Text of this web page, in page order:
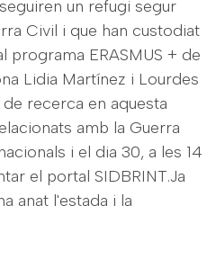
un refugi segur
Civil i que han custodiat
programa ERASMUS + de
Lidia Martínez i Lourdes
recerca en aquesta
amb la Guerra
i el dia 30, a les 14
el portal SIDBRINT.Ja
anat l'estada i la